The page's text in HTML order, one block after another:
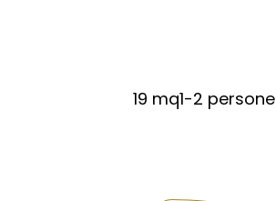
19 mq1-2 persone